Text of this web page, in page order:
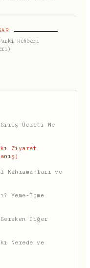
Rehberi
Giriş Ücreti Ne
Ziyaret
Kahramanları ve
Yeme-İçme
Diğer
Nerede ve